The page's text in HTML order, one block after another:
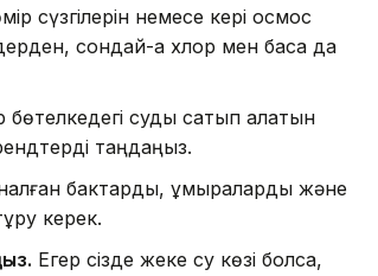
сүзгілерін немесе кері осмос
сондай-ақ хлор мен басқа да
бөтелкедегі суды сатып алатын
таңдаңыз.
бактарды, құмыраларды және
керек.
. Егер сізде жеке су көзі болса,